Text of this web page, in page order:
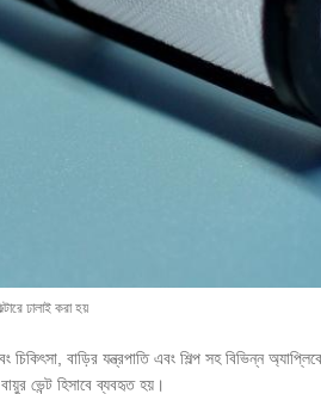
ঢালাই করা হয়
চিকিৎসা, বাড়ির যন্ত্রপাতি এবং শিল্প সহ বিভিন্ন
ভেন্ট হিসাবে ব্যবহৃত হয়।